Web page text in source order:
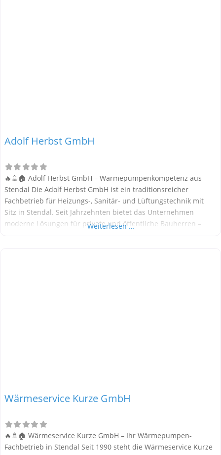
Adolf Herbst GmbH
🔥🚿🏠 Adolf Herbst GmbH – Wärmepumpenkompetenz aus
Stendal Die Adolf Herbst GmbH ist ein traditionsreicher
Fachbetrieb für Heizungs-, Sanitär- und Lüftungstechnik mit
Sitz in Stendal. Seit Jahrzehnten bietet das Unternehmen
moderne Lösungen für private und öffentliche Bauherren –
Weiterlesen …
Wärmeservice Kurze GmbH
🔥🚿🏠 Wärmeservice Kurze GmbH – Ihr Wärmepumpen-
Fachbetrieb in Stendal Seit 1990 steht die Wärmeservice Kurze